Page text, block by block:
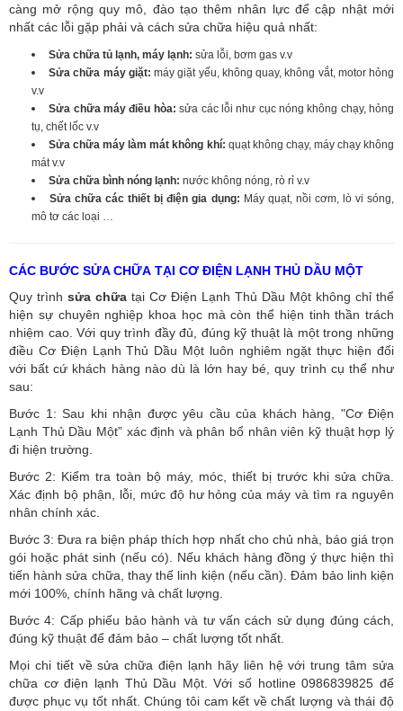
càng mở rộng quy mô, đào tạo thêm nhân lực để cập nhật mới
nhất các lỗi gặp phải và cách sửa chữa hiệu quả nhất:
Sửa chữa tủ lạnh, máy lạnh: sửa lỗi, bơm gas v.v
Sửa chữa máy giặt:máy giặt yếu, không quay, không vắt, motor hỏng
v.v
Sửa chữa máy điều hòa: sửa các lỗi như cục nóng không chạy, hỏng
tụ, chết lốc v.v
Sửa chữa máy làm mát không khí: quạt không chạy, máy chạy không
mát v.v
Sửa chữa bình nóng lạnh: nước không nóng, rò rỉ v.v
Sửa chữa các thiết bị điện gia dụng: Máy quạt, nồi cơm, lò vi sóng,
mô tơ các loại …
CÁC BƯỚC SỬA CHỮA TẠI CƠ ĐIỆN LẠNH THỦ DẦU MỘT
Quy trình sửa chữa tại Cơ Điện Lạnh Thủ Dầu Một không chỉ thể
hiện sự chuyên nghiệp khoa học mà còn thể hiện tinh thần trách
nhiệm cao. Với quy trình đầy đủ, đúng kỹ thuật là một trong những
điều Cơ Điện Lạnh Thủ Dầu Một luôn nghiêm ngặt thực hiện đối
với bất cứ khách hàng nào dù là lớn hay bé, quy trình cụ thể như
sau:
Bước 1: Sau khi nhận được yêu cầu của khách hàng, "Cơ Điện
Lạnh Thủ Dầu Một” xác định và phân bổ nhân viên kỹ thuật hợp lý
đi hiện trường.
Bước 2: Kiểm tra toàn bộ máy, móc, thiết bị trước khi sửa chữa.
Xác định bộ phận, lỗi, mức độ hư hỏng của máy và tìm ra nguyên
nhân chính xác.
Bước 3: Đưa ra biện pháp thích hợp nhất cho chủ nhà, báo giá trọn
gói hoặc phát sinh (nếu có). Nếu khách hàng đồng ý thực hiện thì
tiến hành sửa chữa, thay thế linh kiện (nếu cần). Đảm bảo linh kiện
mới 100%, chính hãng và chất lượng.
Bước 4: Cấp phiếu bảo hành và tư vấn cách sử dụng đúng cách,
đúng kỹ thuật để đảm bảo – chất lượng tốt nhất.
Mọi chi tiết về sửa chữa điện lạnh hãy liên hệ với trung tâm sửa
chữa cơ điện lạnh Thủ Dầu Một. Với số hotline 0986839825 để
được phục vụ tốt nhất. Chúng tôi cam kết về chất lượng và thái độ